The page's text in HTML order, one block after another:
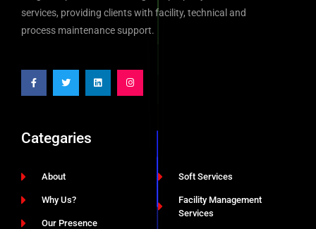
services, providing clients with facility, technical and
process maintenance support.
Categaries
About
Why Us?
Our Presence
Soft Services
Facility Management
Services